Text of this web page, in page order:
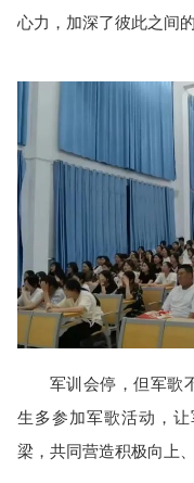
心力，加深了彼此之间
军训会停，但军歌
生多参加军歌活动，
梁，共同营造积极向上